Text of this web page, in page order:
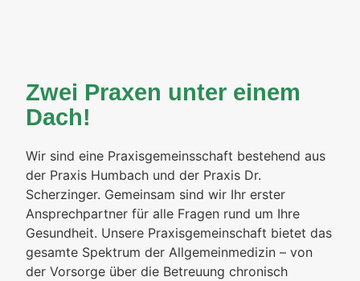
Zwei Praxen unter einem
Dach!
Wir sind eine Praxisgemeinsschaft bestehend aus
der Praxis Humbach und der Praxis Dr.
Scherzinger. Gemeinsam sind wir Ihr erster
Ansprechpartner für alle Fragen rund um Ihre
Gesundheit. Unsere Praxisgemeinschaft bietet das
gesamte Spektrum der Allgemeinmedizin – von
der Vorsorge über die Betreuung chronisch